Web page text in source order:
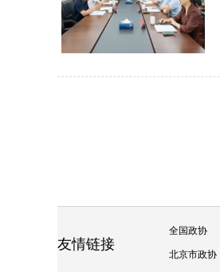
友情链接
全国政协
北京市政协